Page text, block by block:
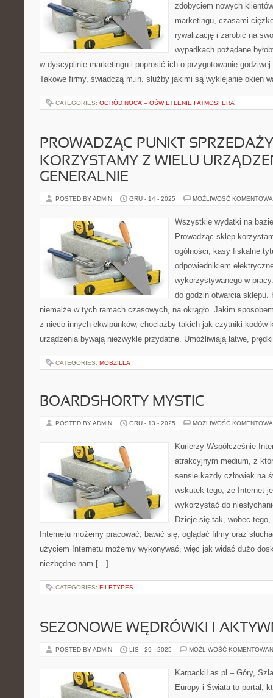
zdobyciem nowych
marketingu, czasami
rywalizację i zarobić na
wypadkach pożądane
w dyscyplinie marketingu i poprosić ich o przygotowanie
Takowe firmy, świadczą m.in. służby jakimi są wyklejanie okien
CATEGORIES: OGRÓD NOCĄ – OŚWIETLENIE I ATMOSFERA
PROWADZĄC PUNKT SPRZEDAŻY
KORZYSTAMY Z WIELU
GENERALNIE
POSTED BY ADMIN GRU - 14 - 2025 MOŻLIWOŚĆ
Wszystkie wydatki na
Prowadząc sklep
ogólności, kasy fiskalne
odpowiednikiem
wykorzystywanego w
do godzin otwarcia sklepu.
niemalże w tych ramach czasowych, na okrągło. Jakim
z nieco innych ekwipunków, chociażby takich jak czytniki kodów
urządzenia bywają niezwykle przydatne. Umożliwiają łatwe,
CATEGORIES: MOBZILLA
BOARDSHORTY MYSTIC
POSTED BY ADMIN GRU - 13 - 2025 MOŻLIWOŚĆ
Kurierzy Współcześnie
atrakcyjnym medium, z
sensie każdy człowiek na
wskutek tego, że Internet
wykorzystać do
Dzieje się tak, wobec
Internetu możemy pracować, bawić się, oglądać filmy oraz
użyciem Internetu możemy wykonywać, więc jak widać dużo
niezbędne nam […]
CATEGORIES: FILETYPES
SEZONOWE WĘDRÓWKI I
POSTED BY ADMIN LIS - 29 - 2025 MOŻLIWOŚĆ
KarpackiLas.pl – Góry,
Europy i Świata to portal,